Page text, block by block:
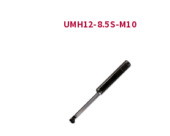
UMH12-8.5S-M10